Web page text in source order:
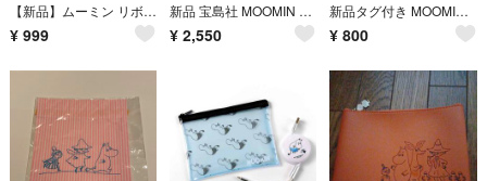
【新品】ムーミン リボン巾着 パープル ムーミンママ ミィ 雪 スノー
¥ 999
新品 宝島社 MOOMIN 中身が見やすい 大容量ポーチ ムーミンボタニカル柄
¥ 2,550
新品タグ付き MOOMIN ムーミン マルチケース
¥ 800